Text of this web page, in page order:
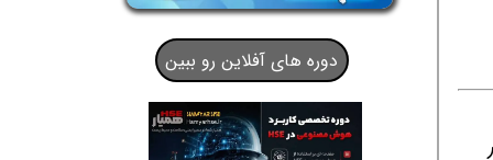
دوره های آفلاین رو ببین